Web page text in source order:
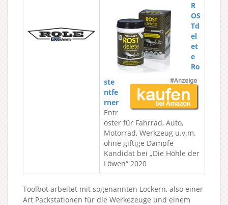
R
OS
Td
el
et
e
Ro
ste
ntfe
rner
Entr
oster für Fahrrad, Auto,
Motorrad, Werkzeug u.v.m.
ohne giftige Dämpfe
Kandidat bei „Die Höhle der
Löwen“ 2020
Toolbot arbeitet mit sogenannten Lockern, also einer
Art Packstationen für die Werkezeuge und einem